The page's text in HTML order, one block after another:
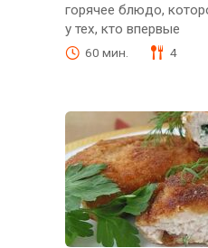
горячее блюдо,
у тех, кто впервые
60 мин. 4